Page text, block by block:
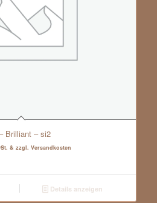
Brilliant – si2
& zzgl. Versandkosten
Details anzeigen